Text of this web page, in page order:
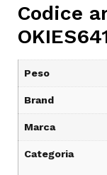
Codice
Peso
Brand
Marca
Categoria